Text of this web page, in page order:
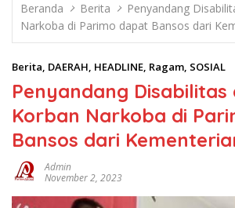
Beranda Berita
Penyandang
Narkoba di Parimo dapat Bansos dari
Berita, DAERAH, HEADLINE, Ragam, SOSIAL
Penyandang Disabilitas
Korban Narkoba di
Bansos dari
Admin
November 2, 2023